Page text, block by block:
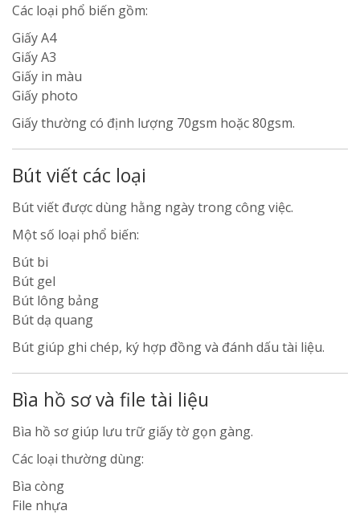
Các loại phổ biến gồm:
Giấy A4
Giấy A3
Giấy in màu
Giấy photo
Giấy thường có định lượng 70gsm hoặc 80gsm.
Bút viết các loại
Bút viết được dùng hằng ngày trong công việc.
Một số loại phổ biến:
Bút bi
Bút gel
Bút lông bảng
Bút dạ quang
Bút giúp ghi chép, ký hợp đồng và đánh dấu tài liệu.
Bìa hồ sơ và file tài liệu
Bìa hồ sơ giúp lưu trữ giấy tờ gọn gàng.
Các loại thường dùng:
Bìa còng
File nhựa